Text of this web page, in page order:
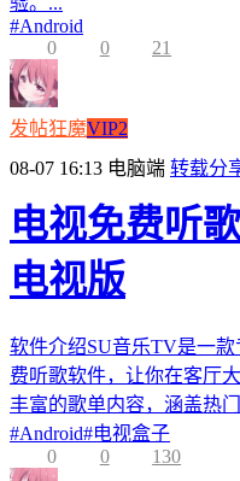
#Android
0
0 21
发帖狂魔VIP2
08-07 16:13 电脑端 转载分
电视免费听
电视版
软件介绍SU音乐TV是一
费听歌软件，让你在客厅
丰富的歌单内容，涵盖热
#Android#电视盒子
0
0 130